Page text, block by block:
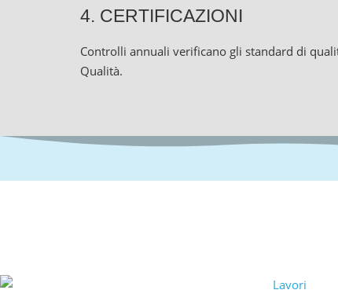
4. CERTIFICAZIONI
Controlli annuali verificano gli standard di
Qualità.